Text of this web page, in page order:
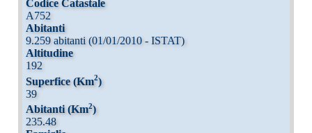
Codice Catastale
A752
Abitanti
9.259 abitanti (01/01/2010 - ISTAT)
Altitudine
192
Superfice (Km2)
39
Abitanti (Km2)
235.48